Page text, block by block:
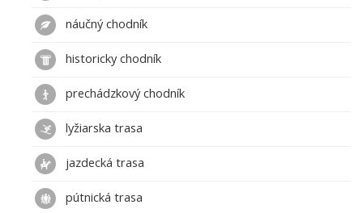
náučný chodník
historicky chodník
prechádzkový chodník
lyžiarska trasa
jazdecká trasa
pútnická trasa